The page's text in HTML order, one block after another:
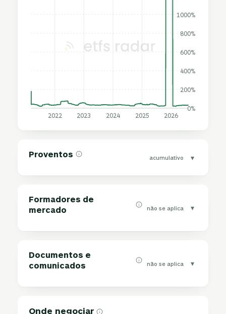
0%
200%
400%
600%
800%
1000%
2022 2023 2024 2025 2026
Proventos acumulativo ▾
Formadores de
mercado
não se aplica ▾
Documentos e
comunicados
não se aplica ▾
Onde negociar